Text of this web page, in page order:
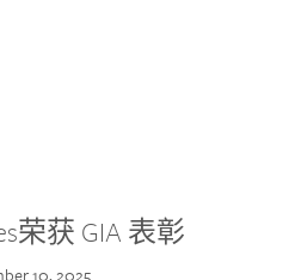
荣获 GIA 表彰